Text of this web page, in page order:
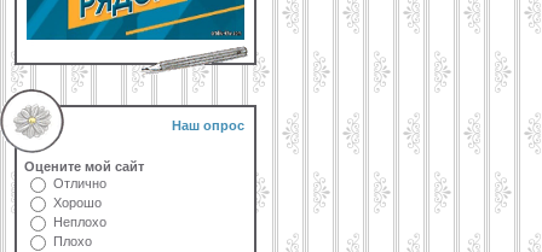
Наш опрос
Оцените мой сайт
Отлично
Хорошо
Неплохо
Плохо